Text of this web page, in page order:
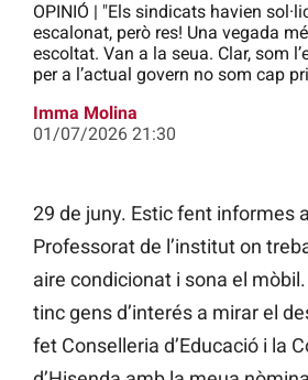
OPINIÓ | "Els sindicats havien
escalonat, però res! Una vegada
escoltat. Van a la seua. Clar, som
per a l’actual govern no som cap
Imma Molina
01/07/2026 21:30
29 de juny. Estic fent informes
Professorat de l’institut on
aire condicionat i sona el
tinc gens d’interés a mirar el
fet Conselleria d’Educació i la